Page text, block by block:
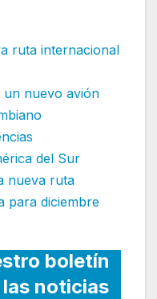
ruta internacional
un nuevo avión
del Sur
nueva ruta
para diciembre
boletín
noticias